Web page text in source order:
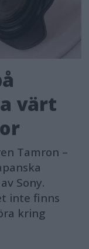
värt
Tamron –
Sony.
inte finns
kring